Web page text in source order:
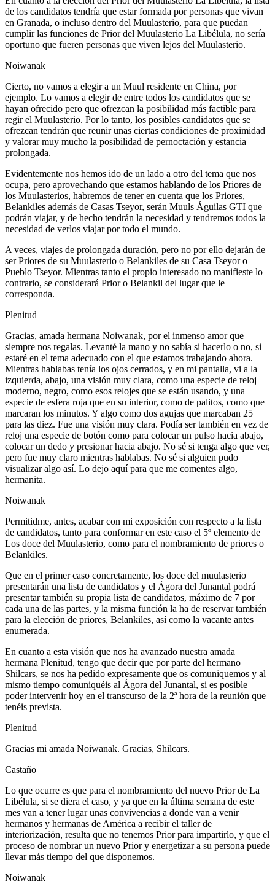
de los candidatos tendría que estar formada por personas que vivan
en Granada, o incluso dentro del Muulasterio, para que puedan
cumplir las funciones de Prior del Muulasterio La Libélula, no sería
oportuno que fueren personas que viven lejos del Muulasterio.
Noiwanak
Cierto, no vamos a elegir a un Muul residente en China, por
ejemplo. Lo vamos a elegir de entre todos los candidatos que se
hayan ofrecido pero que ofrezcan la posibilidad más factible para
regir el Muulasterio. Por lo tanto, los posibles candidatos que se
ofrezcan tendrán que reunir unas ciertas condiciones de proximidad
y valorar muy mucho la posibilidad de pernoctación y estancia
prolongada.
Evidentemente nos hemos ido de un lado a otro del tema que nos
ocupa, pero aprovechando que estamos hablando de los Priores de
los Muulasterios, habremos de tener en cuenta que los Priores,
Belankiles además de Casas Tseyor, serán Muuls Águilas GTI que
podrán viajar, y de hecho tendrán la necesidad y tendremos todos la
necesidad de verlos viajar por todo el mundo.
A veces, viajes de prolongada duración, pero no por ello dejarán de
ser Priores de su Muulasterio o Belankiles de su Casa Tseyor o
Pueblo Tseyor. Mientras tanto el propio interesado no manifieste lo
contrario, se considerará Prior o Belankil del lugar que le
corresponda.
Plenitud
Gracias, amada hermana Noiwanak, por el inmenso amor que
siempre nos regalas. Levanté la mano y no sabía si hacerlo o no, si
estaré en el tema adecuado con el que estamos trabajando ahora.
Mientras hablabas tenía los ojos cerrados, y en mi pantalla, vi a la
izquierda, abajo, una visión muy clara, como una especie de reloj
moderno, negro, como esos relojes que se están usando, y una
especie de esfera roja que en su interior, como de palitos, como que
marcaran los minutos. Y algo como dos agujas que marcaban 25
para las diez. Fue una visión muy clara. Podía ser también en vez de
reloj una especie de botón como para colocar un pulso hacia abajo,
colocar un dedo y presionar hacia abajo. No sé si tenga algo que ver,
pero fue muy claro mientras hablabas. No sé si alguien pudo
visualizar algo así. Lo dejo aquí para que me comentes algo,
hermanita.
Noiwanak
Permitidme, antes, acabar con mi exposición con respecto a la lista
de candidatos, tanto para conformar en este caso el 5º elemento de
Los doce del Muulasterio, como para el nombramiento de priores o
Belankiles.
Que en el primer caso concretamente, los doce del muulasterio
presentarán una lista de candidatos y el Ágora del Junantal podrá
presentar también su propia lista de candidatos, máximo de 7 por
cada una de las partes, y la misma función la ha de reservar también
para la elección de priores, Belankiles, así como la vacante antes
enumerada.
En cuanto a esta visión que nos ha avanzado nuestra amada
hermana Plenitud, tengo que decir que por parte del hermano
Shilcars, se nos ha pedido expresamente que os comuniquemos y al
mismo tiempo comuniquéis al Ágora del Junantal, si es posible
poder intervenir hoy en el transcurso de la 2ª hora de la reunión que
tenéis prevista.
Plenitud
Gracias mi amada Noiwanak. Gracias, Shilcars.
Castaño
Lo que ocurre es que para el nombramiento del nuevo Prior de La
Libélula, si se diera el caso, y ya que en la última semana de este
mes van a tener lugar unas convivencias a donde van a venir
hermanos y hermanas de América a recibir el taller de
interiorización, resulta que no tenemos Prior para impartirlo, y que el
proceso de nombrar un nuevo Prior y energetizar a su persona puede
llevar más tiempo del que disponemos.
Noiwanak